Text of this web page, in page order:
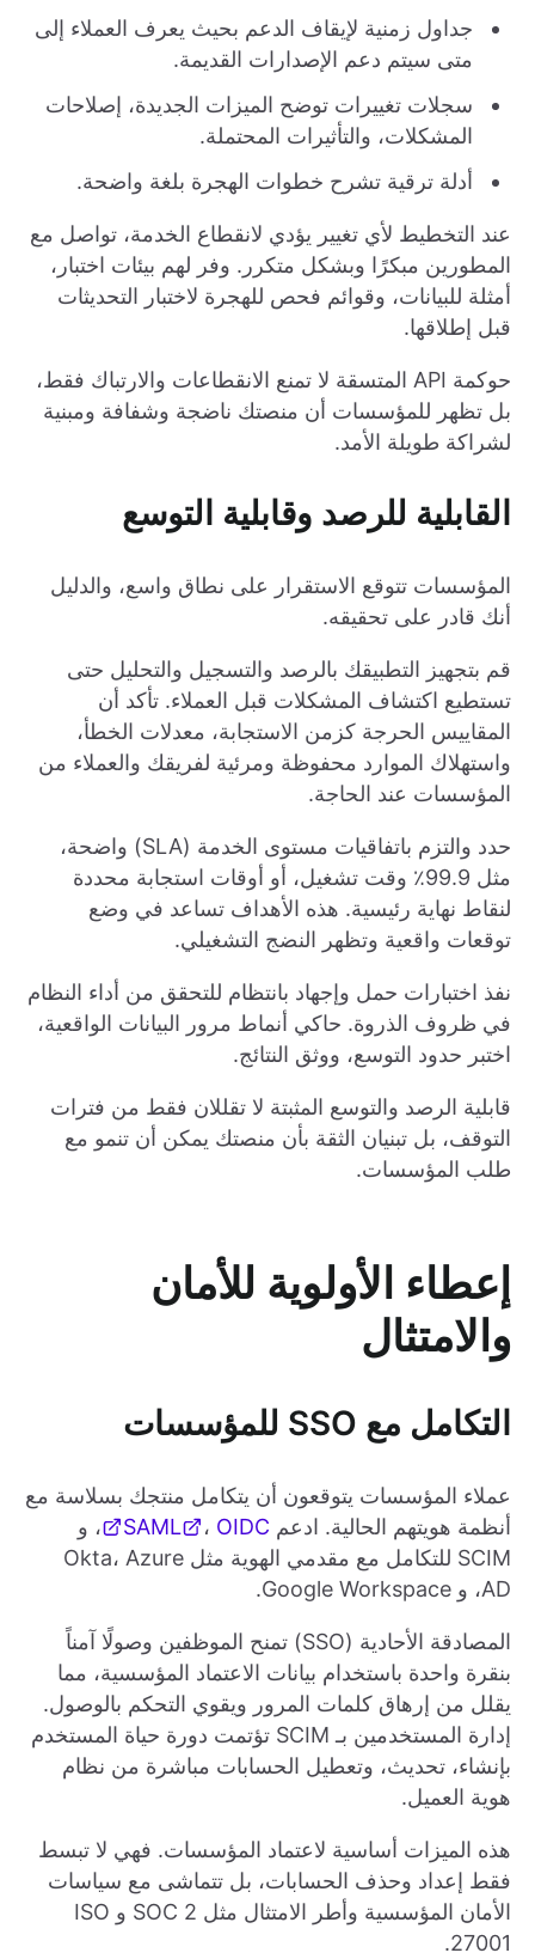
جداول زمنية لإيقاف الدعم بحيث يعرف العملاء إلى
متى سيتم دعم الإصدارات القديمة.
سجلات تغييرات توضح الميزات الجديدة، إصلاحات
المشكلات، والتأثيرات المحتملة.
أدلة ترقية تشرح خطوات الهجرة بلغة واضحة.
عند التخطيط لأي تغيير يؤدي لانقطاع الخدمة، تواصل مع
المطورين مبكرًا وبشكل متكرر. وفر لهم بيئات اختبار،
أمثلة للبيانات، وقوائم فحص للهجرة لاختبار التحديثات
قبل إطلاقها.
حوكمة API المتسقة لا تمنع الانقطاعات والارتباك فقط،
بل تظهر للمؤسسات أن منصتك ناضجة وشفافة ومبنية
لشراكة طويلة الأمد.
القابلية للرصد وقابلية التوسع
المؤسسات تتوقع الاستقرار على نطاق واسع، والدليل
أنك قادر على تحقيقه.
قم بتجهيز التطبيقك بالرصد والتسجيل والتحليل حتى
تستطيع اكتشاف المشكلات قبل العملاء. تأكد أن
المقاييس الحرجة كزمن الاستجابة، معدلات الخطأ،
واستهلاك الموارد محفوظة ومرئية لفريقك والعملاء من
المؤسسات عند الحاجة.
حدد والتزم باتفاقيات مستوى الخدمة (SLA) واضحة،
مثل 99.9٪ وقت تشغيل، أو أوقات استجابة محددة
لنقاط نهاية رئيسية. هذه الأهداف تساعد في وضع
توقعات واقعية وتظهر النضج التشغيلي.
نفذ اختبارات حمل وإجهاد بانتظام للتحقق من أداء النظام
في ظروف الذروة. حاكي أنماط مرور البيانات الواقعية،
اختبر حدود التوسع، ووثق النتائج.
قابلية الرصد والتوسع المثبتة لا تقللان فقط من فترات
التوقف، بل تبنيان الثقة بأن منصتك يمكن أن تنمو مع
طلب المؤسسات.
إعطاء الأولوية للأمان
والامتثال
التكامل مع SSO للمؤسسات
عملاء المؤسسات يتوقعون أن يتكامل منتجك بسلاسة مع
أنظمة هويتهم الحالية. ادعم
SAML ، OIDC
، و
SCIM للتكامل مع مقدمي الهوية مثل Okta، Azure
AD، و Google Workspace.
المصادقة الأحادية (SSO) تمنح الموظفين وصولًا آمناً
بنقرة واحدة باستخدام بيانات الاعتماد المؤسسية، مما
يقلل من إرهاق كلمات المرور ويقوي التحكم بالوصول.
إدارة المستخدمين بـ SCIM تؤتمت دورة حياة المستخدم
بإنشاء، تحديث، وتعطيل الحسابات مباشرة من نظام
هوية العميل.
هذه الميزات أساسية لاعتماد المؤسسات. فهي لا تبسط
فقط إعداد وحذف الحسابات، بل تتماشى مع سياسات
الأمان المؤسسية وأطر الامتثال مثل SOC 2 و ISO
27001.